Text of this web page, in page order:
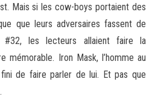
Mais si les cow-boys portaient des
que leurs adversaires fassent de
les lecteurs allaient faire la
mémorable. Iron Mask, l’homme au
de faire parler de lui. Et pas que